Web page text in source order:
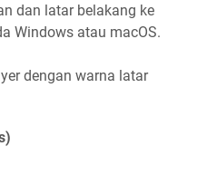
dan latar belakang ke
Windows atau macOS.
dengan warna latar